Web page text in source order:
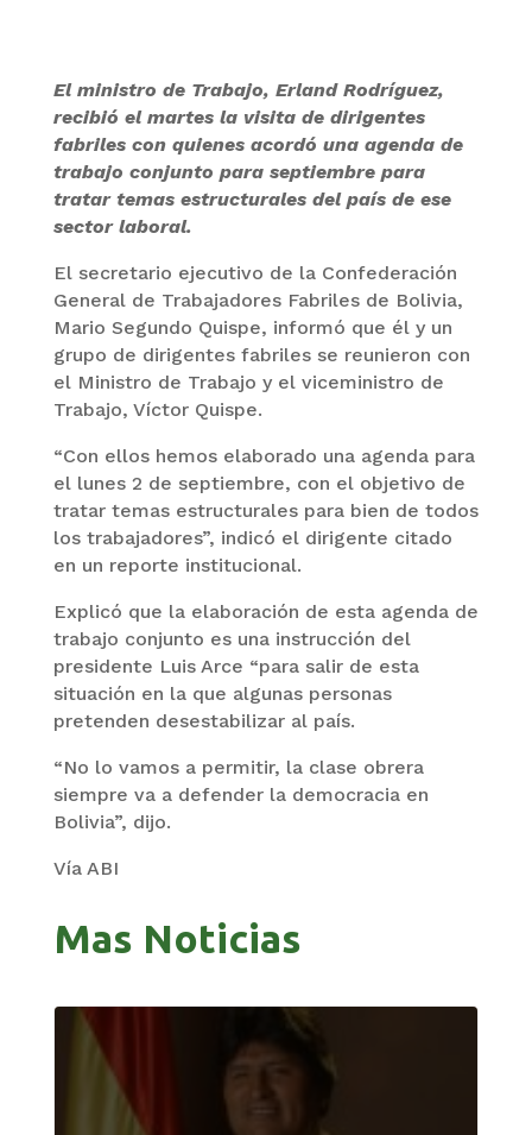
El ministro de Trabajo, Erland Rodríguez,
recibió el martes la visita de dirigentes
fabriles con quienes acordó una agenda de
trabajo conjunto para septiembre para
tratar temas estructurales del país de ese
sector laboral.
El secretario ejecutivo de la Confederación
General de Trabajadores Fabriles de Bolivia,
Mario Segundo Quispe, informó que él y un
grupo de dirigentes fabriles se reunieron con
el Ministro de Trabajo y el viceministro de
Trabajo, Víctor Quispe.
“Con ellos hemos elaborado una agenda para
el lunes 2 de septiembre, con el objetivo de
tratar temas estructurales para bien de todos
los trabajadores”, indicó el dirigente citado
en un reporte institucional.
Explicó que la elaboración de esta agenda de
trabajo conjunto es una instrucción del
presidente Luis Arce “para salir de esta
situación en la que algunas personas
pretenden desestabilizar al país.
“No lo vamos a permitir, la clase obrera
siempre va a defender la democracia en
Bolivia”, dijo.
Vía ABI
Mas Noticias